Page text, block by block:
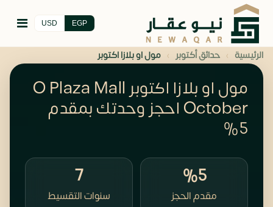
EGP
USD
الرئيسية › حدائق أكتوبر › مول او بلازا اكتوبر
مول او بلازا اكتوبر O Plaza Mall
October احجز وحدتك بمقدم
5%
%5
مقدم الحجز
7
سنوات التقسيط